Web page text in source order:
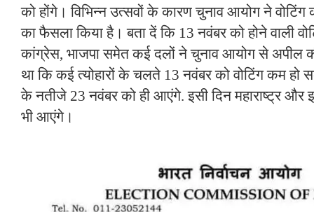
को होंगे। विभिन्न उत्सवों के कारण चुनाव आयोग ने
का फैसला किया है। बता दें कि 13 नवंबर को होने वाली
कांग्रेस, भाजपा समेत कई दलों ने चुनाव आयोग से अपील की
था कि कई त्योहारों के चलते 13 नवंबर को वोटिंग कम हो
के नतीजे 23 नवंबर को ही आएंगे. इसी दिन महाराष्ट्र
भी आएंगे।